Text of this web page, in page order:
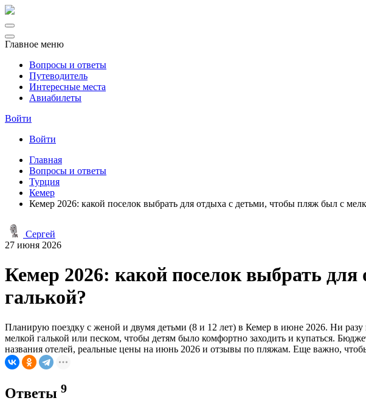
Главное меню
Вопросы и ответы
Путеводитель
Интересные места
Авиабилеты
Войти
Войти
Главная
Вопросы и ответы
Турция
Кемер
Кемер 2026: какой поселок выбрать для отдыха с детьми, чтобы пляж был с
Сергей
27 июня 2026
Кемер 2026: какой поселок выбрать
галькой?
Планирую поездку с женой и двумя детьми (8 и 12 лет) в Кемер в июне 2026. Ни
мелкой галькой или песком, чтобы детям было комфортно заходить и купаться.
названия отелей, реальные цены на июнь 2026 и отзывы по пляжам. Еще важно,
Ответы 9